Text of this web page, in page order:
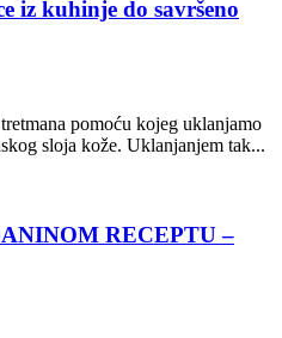
iz kuhinje do savršeno
pomoću kojeg uklanjamo
sloja kože. Uklanjanjem tak...
RECEPTU –